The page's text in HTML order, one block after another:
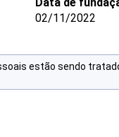
02/11/2022
estão sendo